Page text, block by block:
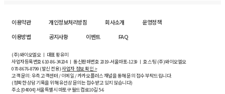
이용약관 개인정보처리방침 회사소개
운영정책
이용방법
공지사항 이벤트 FAQ
(주)와이오엘오 ㅣ 대표 황유미
사업자등록번호610-86-34204ㅣ 통신판매번호 2019-서울마포-1239 ㅣ 호스팅 (주)와이오엘오
070-8676-8799 (발신 전용)사업자 정보 확인 >
고객 문의: 우측 고객센터 / 이메일 / 카카오플러스 채널을 통해 문의 접수 부탁드립니다.
(정확한 상담 기록을 위해 유선상 문의는 접수받고 있지 않습니다)
주소 [04004] 서울특별시 마포구 월드컵로10길5-6